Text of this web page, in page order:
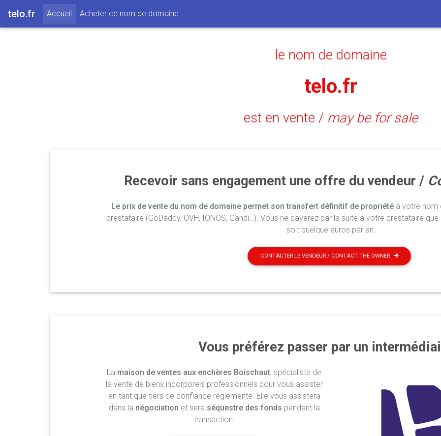
telo.fr Accueil (current)
Acheter ce nom de domaine
le nom de domaine
telo.fr
est en vente / may be for sale
Recevoir sans engagement une offre du vendeur /
Le prix de vente du nom de domaine permet son transfert définitif de propriétéà votre nom
prestataire (GoDaddy, OVH, IONOS, Gandi…). Vous ne payerez par la suite à votre prestataire
soit quelque euros par an.
CONTACTER LE VENDEUR / CONTACT THE OWNER
Vous préférez passer par un
La maison de ventes aux enchères Boischaut, spécialiste de
la vente de biens incorporels professionnels pour vous assister
en tant que tiers de confiance réglementé. Elle vous assistera
dans la négociation et sera séquestre des fonds pendant la
transaction.